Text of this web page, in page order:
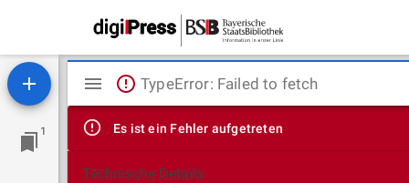
1
Mirador
Viewer
TypeError: Failed to fetch
Es ist ein Fehler aufgetreten
Technische Details